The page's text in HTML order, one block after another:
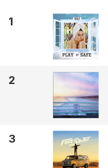
1
2
3